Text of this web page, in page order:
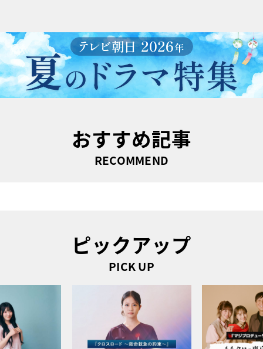
おすすめ記事
RECOMMEND
ピックアップ
PICK UP